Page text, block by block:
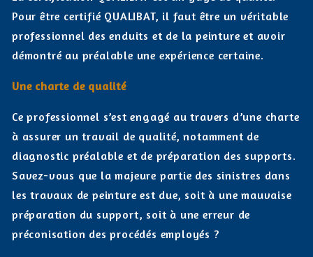
Pour être certifié QUALIBAT, il faut être un véritable
professionnel des enduits et de la peinture et avoir
démontré au préalable une expérience certaine.
Une charte de qualité
Ce professionnel s’est engagé au travers d’une charte
à assurer un travail de qualité, notamment de
diagnostic préalable et de préparation des supports.
Savez-vous que la majeure partie des sinistres dans
les travaux de peinture est due, soit à une mauvaise
préparation du support, soit à une erreur de
préconisation des procédés employés ?